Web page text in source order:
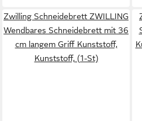
Zwilling Schneidebrett ZWILLING
Wendbares Schneidebrett mit 36
cm langem Griff Kunststoff,
Kunststoff, (1-St)